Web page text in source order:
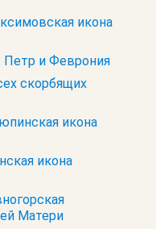
икона
Петр и Феврония
скорбящих
икона
икона
Матери